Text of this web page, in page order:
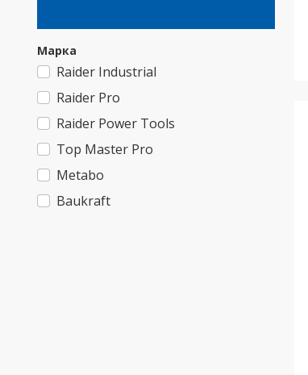
Марка
Raider Industrial
Raider Pro
Raider Power Tools
Top Master Pro
Metabo
Baukraft